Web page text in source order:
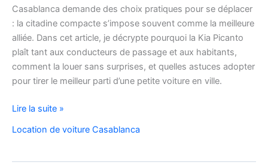
Casablanca demande des choix pratiques pour se déplacer
: la citadine compacte s’impose souvent comme la meilleure
alliée. Dans cet article, je décrypte pourquoi la Kia Picanto
plaît tant aux conducteurs de passage et aux habitants,
comment la louer sans surprises, et quelles astuces adopter
pour tirer le meilleur parti d’une petite voiture en ville.
louez
Lire la suite »
Location de voiture Casablanca